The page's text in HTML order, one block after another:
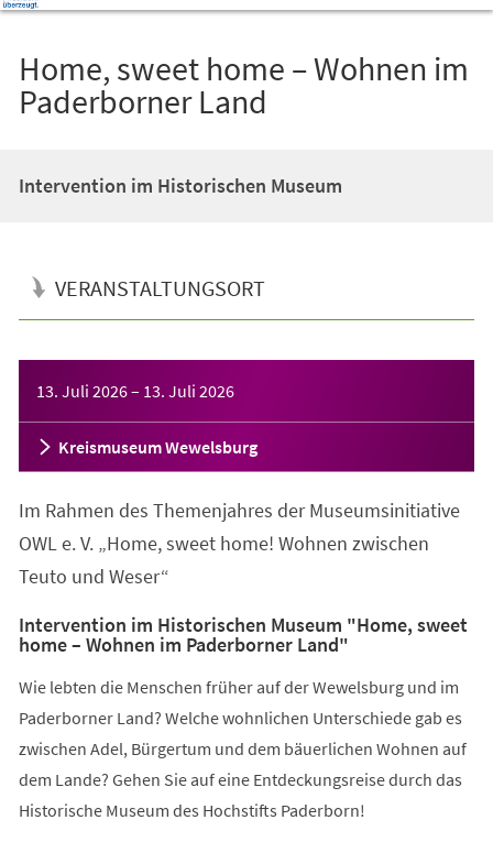
Home, sweet home – Wohnen im
Paderborner Land
Intervention im Historischen Museum
VERANSTALTUNGSORT
13. Juli 2026– 13. Juli 2026
Kreismuseum Wewelsburg
Im Rahmen des Themenjahres der Museumsinitiative
OWL e. V. „Home, sweet home! Wohnen zwischen
Teuto und Weser“
Intervention im Historischen Museum "Home, sweet
home – Wohnen im Paderborner Land"
Wie lebten die Menschen früher auf der Wewelsburg und im
Paderborner Land? Welche wohnlichen Unterschiede gab es
zwischen Adel, Bürgertum und dem bäuerlichen Wohnen auf
dem Lande? Gehen Sie auf eine Entdeckungsreise durch das
Historische Museum des Hochstifts Paderborn!